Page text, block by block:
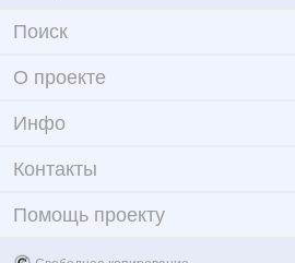
Поиск
О проекте
Инфо
Контакты
Помощь проекту